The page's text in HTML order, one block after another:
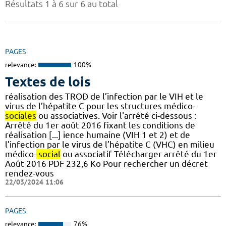
Résultats 1 à 6 sur 6 au total
PAGES
relevance: 100%
Textes de lois
réalisation des TROD de l’infection par le VIH et le
virus de l’hépatite C pour les structures médico-
sociales ou associatives. Voir l'arrêté ci-dessous :
Arrêté du 1er août 2016 fixant les conditions de
réalisation [...] ience humaine (VIH 1 et 2) et de
l’infection par le virus de l’hépatite C (VHC) en milieu
médico- social ou associatif Télécharger arrêté du 1er
Août 2016 PDF 232,6 Ko Pour rechercher un décret
rendez-vous
22/03/2024 11:06
PAGES
relevance: 76%